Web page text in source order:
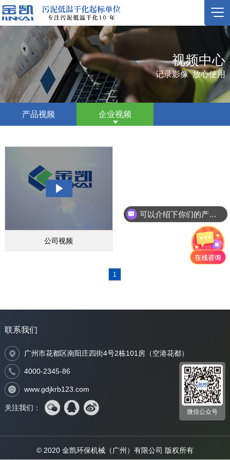
视频中心
记录影像 放心使用
产品视频 企业视频
公司视频
1
联系我们
广州市花都区南阳庄四街4号2栋101房（空港花都）
4000-2345-86
www.gdjkrb123.com
关注我们： 微信公众号
© 2020 金凯环保机械（广州）有限公司 版权所有
可以介绍下你们的产品么？